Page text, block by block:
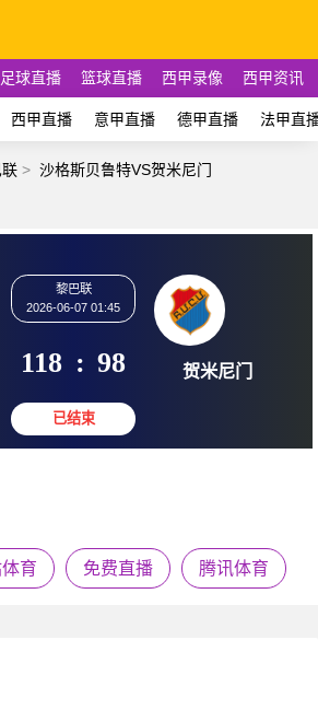
足球直播 篮球直播 西甲录像 西甲资讯
西甲直播 意甲直播 德甲直播 法甲直
> 沙格斯贝鲁特VS贺米尼门
黎巴联
2026-06-07 01:45
118 : 98 贺米
育 免费直播 腾讯体育